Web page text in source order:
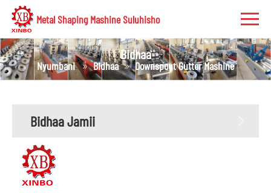
Metal Shaping Mashine Suluhisho
Bidhaa
Nyumbani Bidhaa Downspout Gutter Mashine
Bidhaa Jamii